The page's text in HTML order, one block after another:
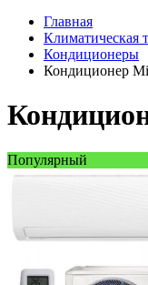
Главная
Климатическая
Кондиционеры
Кондиционер
Популярный